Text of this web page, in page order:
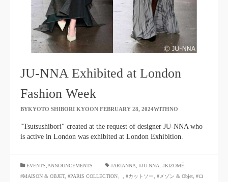
JU-NNA Exhibited at London
Fashion Week
BYKYOTO SHIBORI KYOON FEBRUARY 28, 2024WITHNO
"Tsutsushibori" created at the request of designer JU-NNA who
is active in London was exhibited at London Exhibition.
EVENTS,ANNOUNCEMENTS #ARIANNA #JU-NNA #KIZOMÉ
#MAISON & OBJET, #PARIS COLLECTION、 #カットソー #メゾン & Objet #ロ